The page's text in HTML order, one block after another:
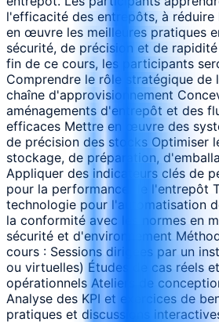
l'efficacité des entrepôts, à
en œuvre les meilleures pratiques
sécurité, de précision et de
fin de ce cours, les participants
Comprendre le rôle stratégique de
chaîne d'approvisionnement
aménagements d'entrepôt et des
efficaces Mettre en œuvre des
de précision des stocks Optimiser
stockage, de préparation,
Appliquer des indicateurs clés de
pour la performance de l'entrepôt
technologie pour l'automatisation
la conformité avec les normes en
sécurité et d'environnement
cours : Sessions dirigées par un
ou virtuelles) Études de cas réels
opérationnels Ateliers de
Analyse des KPI et exercices de
pratiques et discussions